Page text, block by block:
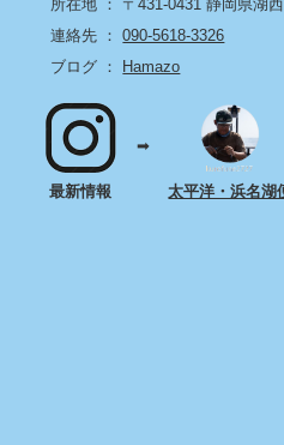
所在地 ： 〒431-0431 静岡県湖
連絡先 ：090-5618-3326
ブログ ： Hamazo
最新情報
➡
太平洋・浜名湖